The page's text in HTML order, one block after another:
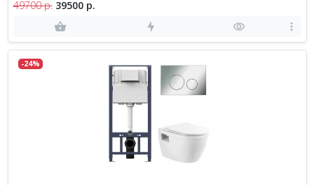
49700 р. 39500 р.
-24%